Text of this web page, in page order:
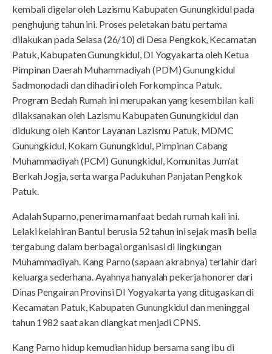
kembali digelar oleh Lazismu Kabupaten Gunungkidul pada
penghujung tahun ini. Proses peletakan batu pertama
dilakukan pada Selasa (26/10) di Desa Pengkok, Kecamatan
Patuk, Kabupaten Gunungkidul, DI Yogyakarta oleh Ketua
Pimpinan Daerah Muhammadiyah (PDM) Gunungkidul
Sadmonodadi dan dihadiri oleh Forkompinca Patuk.
Program Bedah Rumah ini merupakan yang kesembilan kali
dilaksanakan oleh Lazismu Kabupaten Gunungkidul dan
didukung oleh Kantor Layanan Lazismu Patuk, MDMC
Gunungkidul, Kokam Gunungkidul, Pimpinan Cabang
Muhammadiyah (PCM) Gunungkidul, Komunitas Jum'at
Berkah Jogja, serta warga Padukuhan Panjatan Pengkok
Patuk.
Adalah Suparno, penerima manfaat bedah rumah kali ini.
Lelaki kelahiran Bantul berusia 52 tahun ini sejak masih belia
tergabung dalam berbagai organisasi di lingkungan
Muhammadiyah. Kang Parno (sapaan akrabnya) terlahir dari
keluarga sederhana. Ayahnya hanyalah pekerja honorer dari
Dinas Pengairan Provinsi DI Yogyakarta yang ditugaskan di
Kecamatan Patuk, Kabupaten Gunungkidul dan meninggal
tahun 1982 saat akan diangkat menjadi CPNS.
Kang Parno hidup kemudian hidup bersama sang ibu di